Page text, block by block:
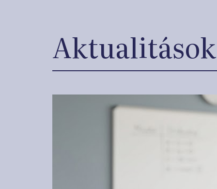
Aktualitások